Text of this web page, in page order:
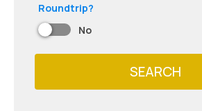
Roundtrip?
No
SEARCH